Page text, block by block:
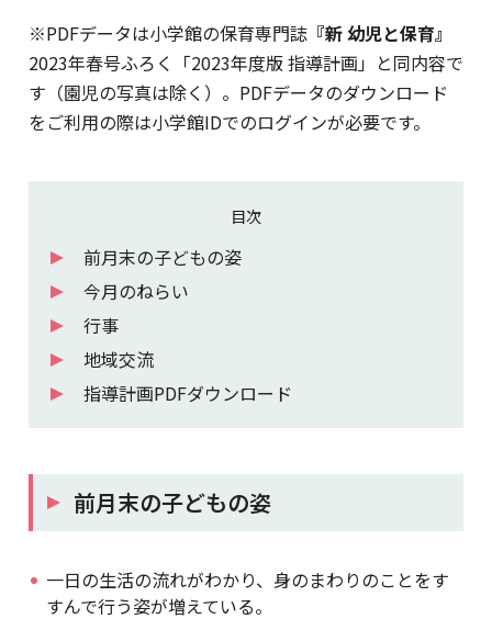
※PDFデータは小学館の保育専門誌 『新 幼児と保育』
2023年春号ふろく「2023年度版 指導計画」と同内容で
す（園児の写真は除く）。PDFデータのダウンロード
をご利用の際は小学館IDでのログインが必要です。
目次
前月末の子どもの姿
今月のねらい
行事
地域交流
指導計画PDFダウンロード
前月末の子どもの姿
一日の生活の流れがわかり、身のまわりのことをす
すんで行う姿が増えている。